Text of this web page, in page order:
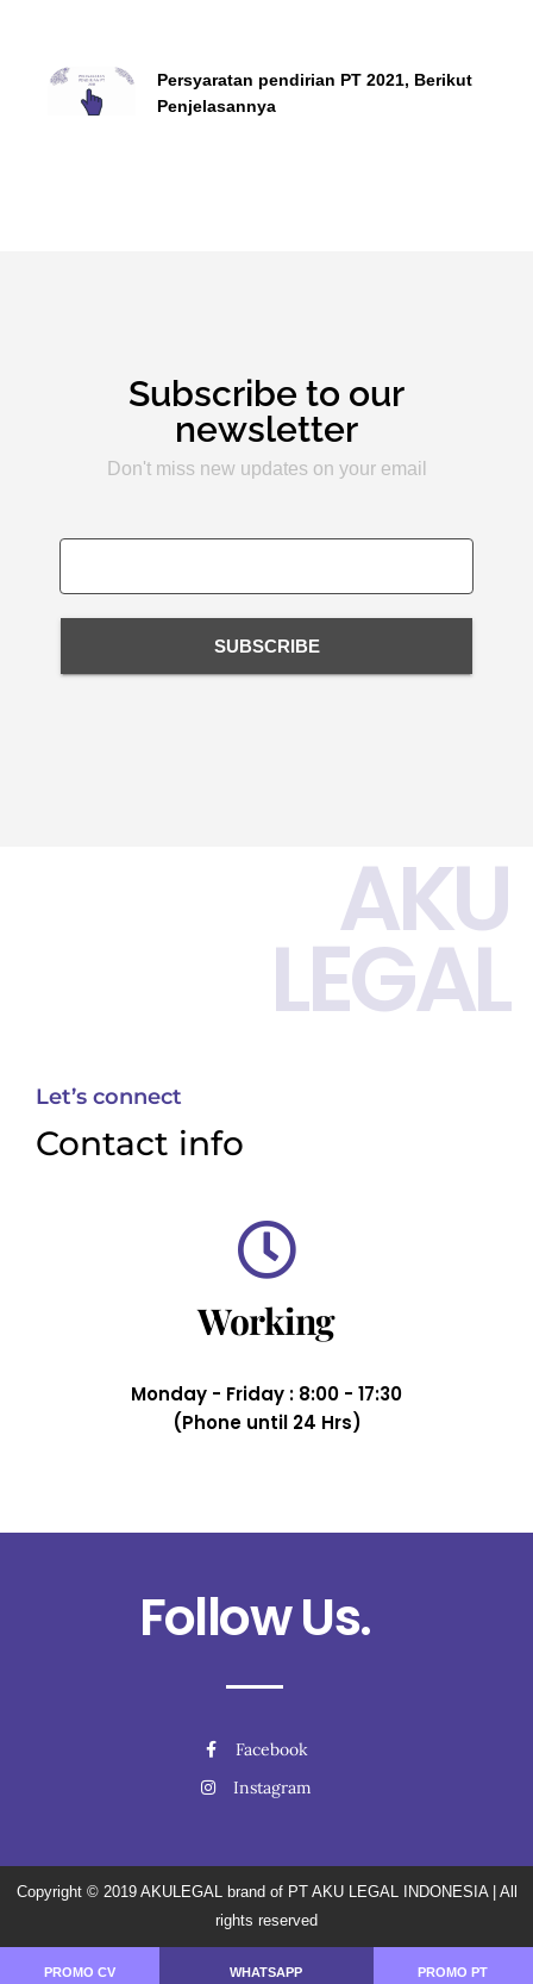
Persyaratan pendirian PT 2021, Berikut
Penjelasannya
Subscribe to our
newsletter
Don't miss new updates on your email
SUBSCRIBE
AKU
LEGAL
Let’s connect
Contact info
Working
Monday - Friday : 8:00 - 17:30
(Phone until 24 Hrs)
Follow Us.
Facebook
Instagram
Copyright © 2019 AKULEGAL brand of PT AKU LEGAL INDONESIA| All
rights reserved
PROMO CV WHATSAPP PROMO PT